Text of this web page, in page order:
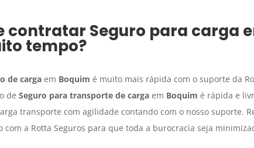
contratar Seguro para carga
tempo?
de cargaem Boquim é muito mais rápida com o suporte da
de Seguro para transporte de cargaem Boquim é rápida e
transporte com agilidade contando com o nosso suporte.
com a Rotta Seguros para que toda a burocracia seja